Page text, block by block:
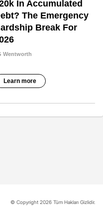
© Copyright 2026 Tüm Hakları Gizlidir.